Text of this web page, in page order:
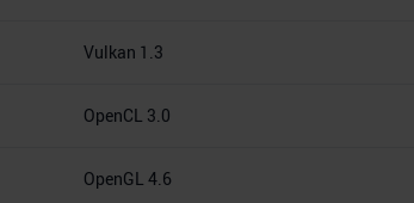
Vulkan 1.3
OpenCL 3.0
OpenGL 4.6